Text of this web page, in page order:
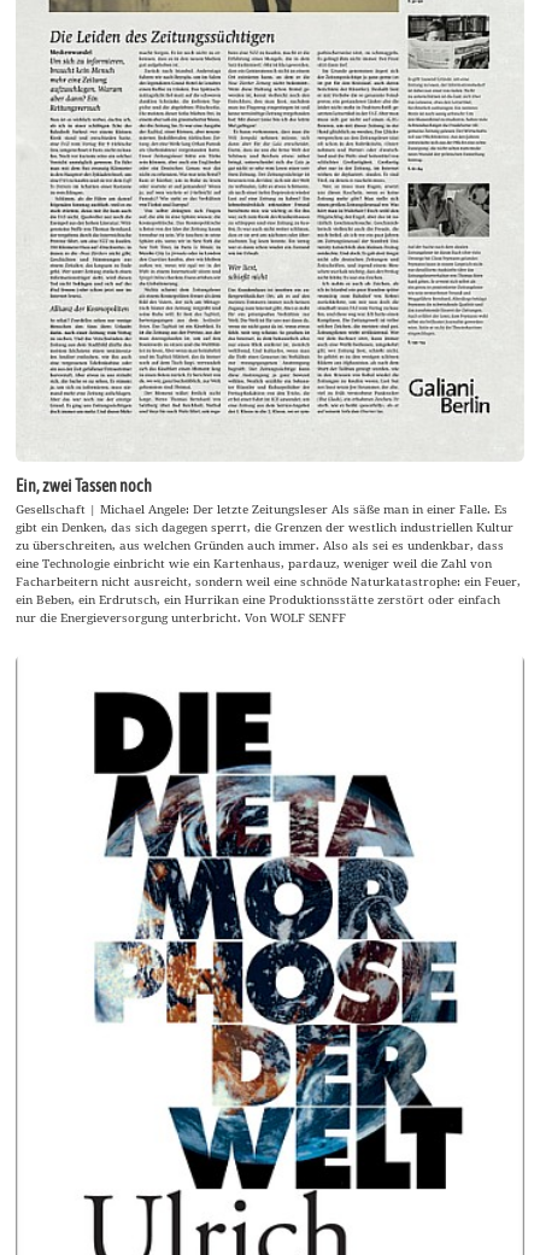
Ein, zwei Tassen noch
Gesellschaft | Michael Angele: Der letzte Zeitungsleser Als säße man in einer Falle. Es
gibt ein Denken, das sich dagegen sperrt, die Grenzen der westlich industriellen Kultur
zu überschreiten, aus welchen Gründen auch immer. Also als sei es undenkbar, dass
eine Technologie einbricht wie ein Kartenhaus, pardauz, weniger weil die Zahl von
Facharbeitern nicht ausreicht, sondern weil eine schnöde Naturkatastrophe: ein Feuer,
ein Beben, ein Erdrutsch, ein Hurrikan eine Produktionsstätte zerstört oder einfach
nur die Energieversorgung unterbricht. Von WOLF SENFF